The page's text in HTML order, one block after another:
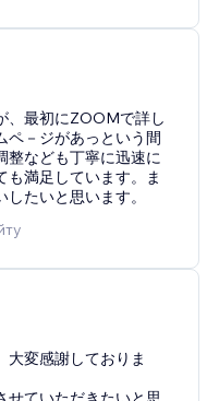
、最初にZOOMで詳し
ペ－ジがあっという間
整なども丁寧に迅速に
も満足しています。ま
たいと思います。
大変感謝しておりま